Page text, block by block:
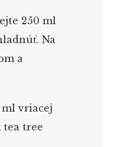
250 ml
Na
a
vriacej
tea tree